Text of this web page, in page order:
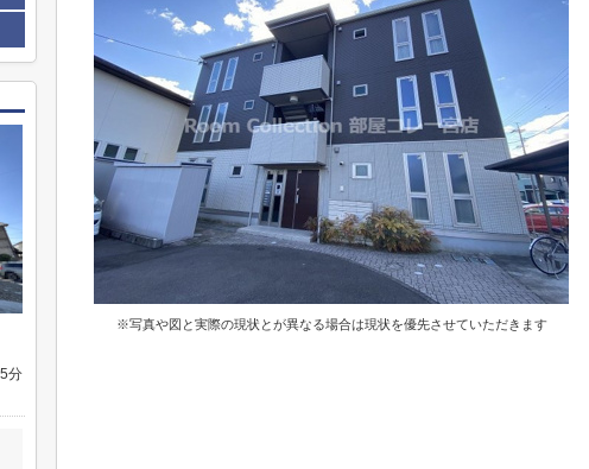
※写真や図と実際の現状とが異なる場合は現状を優先させていただきます
分